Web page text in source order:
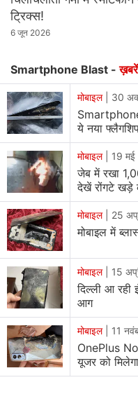
ट्रिक्स!
6 जून 2026
Smartphone Blast -ख़बरें
मोबाइल| 30
ये नया
मोबाइल| 19
जेब में रखा
देखें रोंगटे खड़े
मोबाइल| 25
मोबाइल में
मोबाइल| 15
दिल्ली आ रही
आग
मोबाइल| 11
OnePlus
यूजर को